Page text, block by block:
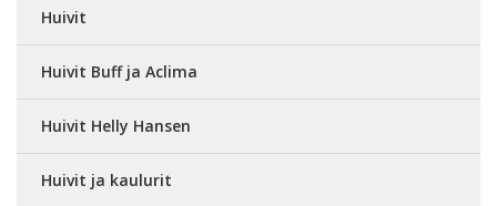
Huivit
Huivit Buff ja Aclima
Huivit Helly Hansen
Huivit ja kaulurit